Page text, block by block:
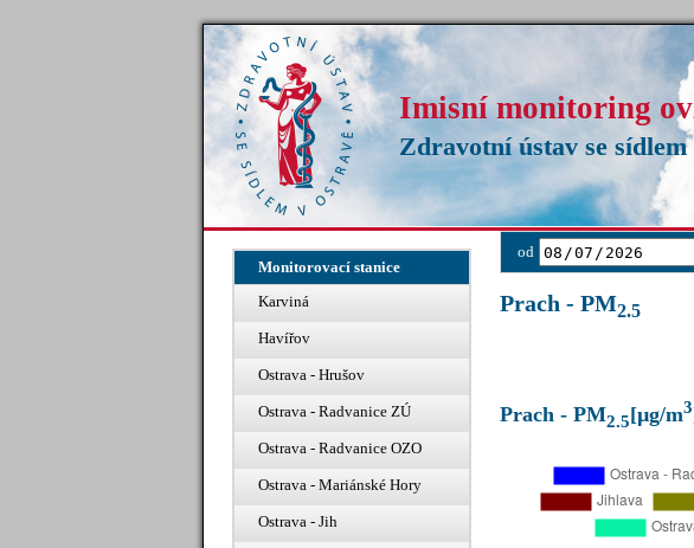
Imisní monitoring
Zdravotní ústav se
Monitorovací stanice
Karviná
Havířov
Ostrava - Hrušov
Ostrava - Radvanice ZÚ
Ostrava - Radvanice OZO
Ostrava - Mariánské Hory
Ostrava - Jih
od
Prach - PM2.5
Prach - PM2.5[µg/m3